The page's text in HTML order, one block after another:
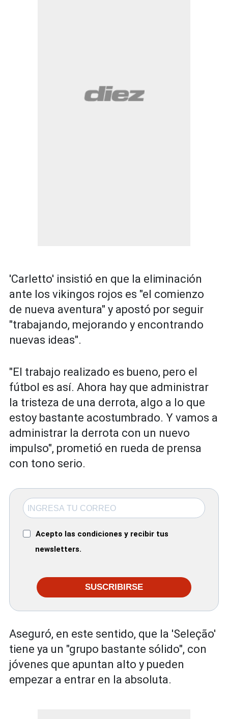
'Carletto' insistió en que la eliminación
ante los vikingos rojos es "el comienzo
de nueva aventura" y apostó por seguir
"trabajando, mejorando y encontrando
nuevas ideas".
"El trabajo realizado es bueno, pero el
fútbol es así. Ahora hay que administrar
la tristeza de una derrota, algo a lo que
estoy bastante acostumbrado. Y vamos a
administrar la derrota con un nuevo
impulso", prometió en rueda de prensa
con tono serio.
Acepto las condiciones y recibir tus
newsletters.
SUSCRIBIRSE
Aseguró, en este sentido, que la 'Seleção'
tiene ya un "grupo bastante sólido", con
jóvenes que apuntan alto y pueden
empezar a entrar en la absoluta.